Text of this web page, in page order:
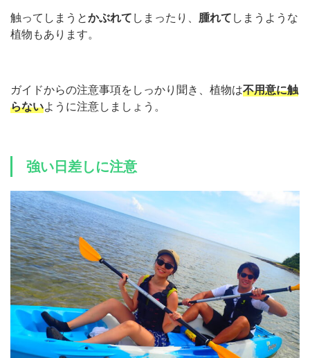
触ってしまうとかぶれて しまったり、 腫れて しまうような
植物もあります。
ガイドからの注意事項をしっかり聞き、植物は不用意に触
らないように注意しましょう。
強い日差しに注意